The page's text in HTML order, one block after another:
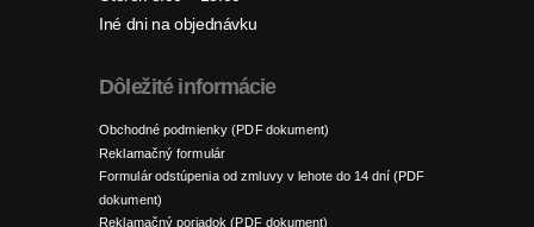
Iné dni na objednávku
Dôležité informácie
Obchodné podmienky (PDF dokument)
Reklamačný formulár
Formulár odstúpenia od zmluvy v lehote do 14 dní (PDF
dokument)
Reklamačný poriadok (PDF dokument)